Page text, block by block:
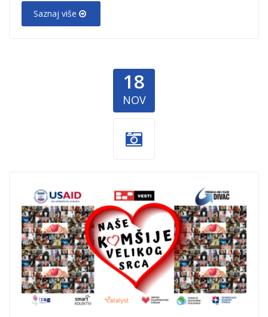
Saznaj više
18
NOV
Nase-komsije-
velikog-srca-
dobrocinitim.png